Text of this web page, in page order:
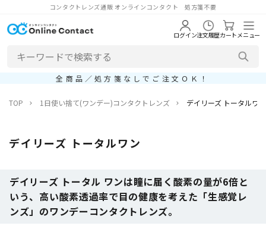
コンタクトレンズ通販 オンラインコンタクト 処方箋不要
ログイン注文履歴カートメニュー
全商品／処方箋なしでご注文ＯＫ！
TOP 1日使い捨て(ワンデー)コンタクトレンズ デイリーズ トータルワン
デイリーズ トータルワン
デイリーズ トータル ワンは瞳に届く酸素の量が6倍と
いう、高い酸素透過率で目の健康を考えた「生感覚レ
ンズ」のワンデーコンタクトレンズ。